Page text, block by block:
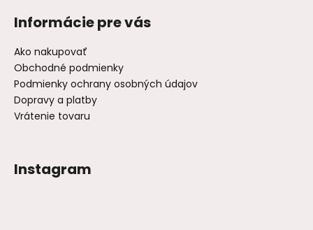
Informácie pre vás
Ako nakupovať
Obchodné podmienky
Podmienky ochrany osobných údajov
Dopravy a platby
Vrátenie tovaru
Instagram